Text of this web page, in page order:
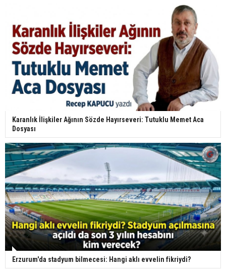
Karanlık İlişkiler Ağının Sözde Hayırseveri: Tutuklu Memet Aca
Dosyası
Erzurum'da stadyum bilmecesi: Hangi aklı evvelin fikriydi?